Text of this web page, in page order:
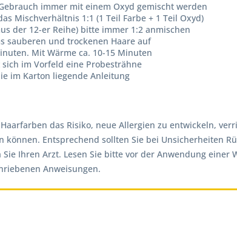
immer mit einem Oxyd gemischt werden
Mischverhältnis 1:1 (1 Teil Farbe + 1 Teil Oxyd)
der 12-er Reihe) bitte immer 1:2 anmischen
sauberen und trockenen Haare auf
Mit Wärme ca. 10-15 Minuten
im Vorfeld eine Probesträhne
im Karton liegende Anleitung
das Risiko, neue Allergien zu entwickeln,
Entsprechend sollten Sie bei Unsicherheiten
Ihren Arzt. Lesen Sie bitte vor der Anwendung einer
Anweisungen.